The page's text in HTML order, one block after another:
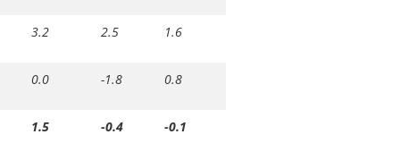
3.2 2.5 1.6
0.0 -1.8 0.8
1.5 -0.4 -0.1